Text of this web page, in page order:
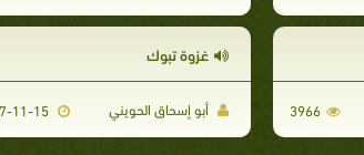
3966
غزوة تبوك
أبو إسحاق الحويني 2007-11-15